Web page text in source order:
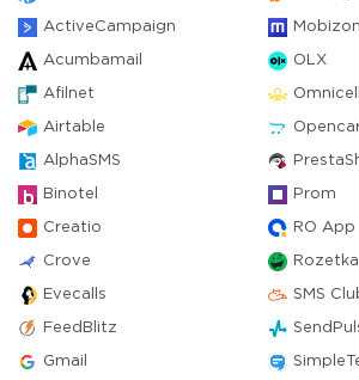
ActiveCampaign Mobizon
Acumbamail OLX
Afilnet Omnicell
Airtable
AlphaSMS
Binotel Prom
Creatio RO App
Crove Rozetka
Evecalls SMS
FeedBlitz
Gmail